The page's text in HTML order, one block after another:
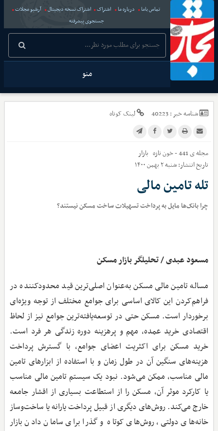
تماس باما درباره ما اشتراک اشتراک نسخه دیجیتال
آرشیو مجلات
جستجوی پیشرفته
منو
شناسه خبر :40223 لینک کوتاه
مجله ی 441 - خون تازه
بازار
تاریخ انتشار:شنبه ۲ بهمن ۱۴۰۰
تله تامین مالی
چرا بانک‌ها مایل به پرداخت تسهیلات ساخت مسکن نیستند؟
مسعود عبدی / تحلیلگر بازار مسکن
مساله تامین مالی مسکن به‌عنوان اصلی‌ترین قید محدودکننده در
فراهم‌کردن این کالای اساسی برای جوامع مختلف از توجه ویژه‌ای
برخوردار است. مسکن حتی در توسعه‌یافته‌ترین جوامع نیز از لحاظ
اقتصادی خرید عمده، مهم و پرهزینه دوره زندگی هر فرد است.
خرید مسکن برای اکثریت اعضای جوامع، با گسترش پرداخت
هزینه‌های سنگین آن در طول زمان و با استفاده از ابزارهای تامین
مالی مناسب، ممکن می‌شود. نبود یک سیستم تامین مالی مناسب
یا کارکرد موثر آن، مسکن را از استطاعت بسیاری از اقشار جامعه
خارج می‌کند. روش‌های دیگری از قبیل پرداخت یارانه یا ساخت‌وساز
خانه‌های دولتی، روش‌های کوتاه و گذرا برای سامان دادن بازار